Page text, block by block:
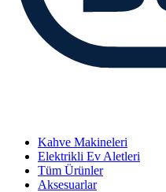
Kahve Makineleri
Elektrikli Ev Aletleri
Tüm Ürünler
Aksesuarlar